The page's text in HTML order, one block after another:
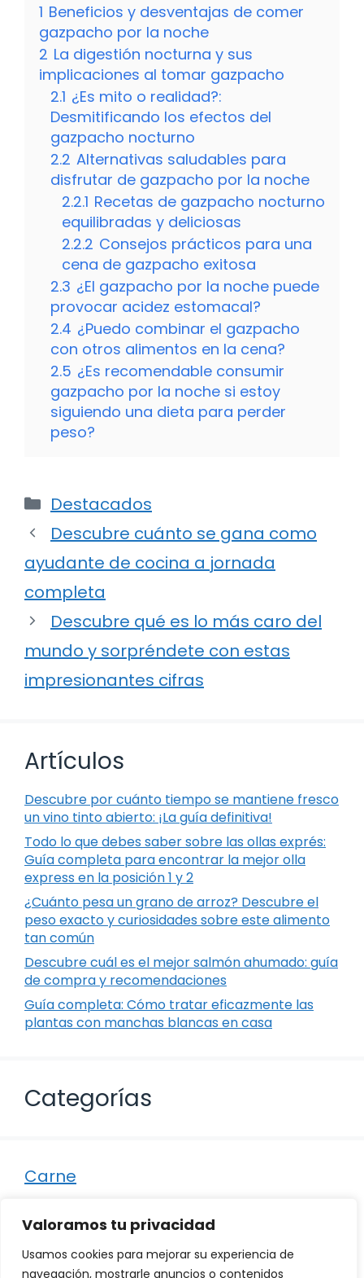
Valoramos tu privacidad
Usamos cookies para mejorar su experiencia de
navegación, mostrarle anuncios o contenidos
1 Beneficios y desventajas de comer
gazpacho por la noche
2 La digestión nocturna y sus
implicaciones al tomar gazpacho
2.1 ¿Es mito o realidad?:
Desmitificando los efectos del
gazpacho nocturno
2.2 Alternativas saludables para
disfrutar de gazpacho por la noche
2.2.1 Recetas de gazpacho nocturno
equilibradas y deliciosas
2.2.2 Consejos prácticos para una
cena de gazpacho exitosa
2.3 ¿El gazpacho por la noche puede
provocar acidez estomacal?
2.4 ¿Puedo combinar el gazpacho
con otros alimentos en la cena?
2.5 ¿Es recomendable consumir
gazpacho por la noche si estoy
siguiendo una dieta para perder
peso?
Categorías
Destacados
Descubre cuánto se gana como
ayudante de cocina a jornada
completa
Descubre qué es lo más caro del
mundo y sorpréndete con estas
impresionantes cifras
Artículos
Descubre por cuánto tiempo se mantiene fresco
un vino tinto abierto: ¡La guía definitiva!
Todo lo que debes saber sobre las ollas exprés:
Guía completa para encontrar la mejor olla
express en la posición 1 y 2
¿Cuánto pesa un grano de arroz? Descubre el
peso exacto y curiosidades sobre este alimento
tan común
Descubre cuál es el mejor salmón ahumado: guía
de compra y recomendaciones
Guía completa: Cómo tratar eficazmente las
plantas con manchas blancas en casa
Categorías
Carne
Otro